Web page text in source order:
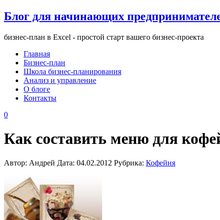
Блог для начинающих
бизнес-план в Excel - простой старт вашего бизнес-проекта
Главная
Бизнес-план
Школа бизнес-планирования
Анализ и управление
О блоге
Контакты
0
Как составить меню для
Автор: Андрей Дата: 04.02.2012 Рубрика: Кофейня